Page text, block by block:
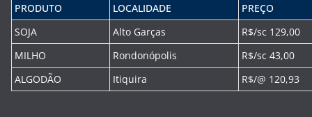
PRODUTO LOCALIDADE
PREÇO
SOJA
Alto Garças
R$/sc 129,00
MILHO
Rondonópolis
R$/sc 43,00
ALGODÃO
Itiquira R$/@ 120,93